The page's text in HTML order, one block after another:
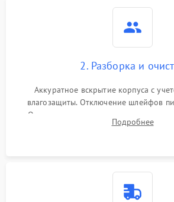
2. Разборка и
Аккуратное вскрытие корпуса с
влагозащиты. Отключение шлейфов
Очистка внутренних плат от окислов
обработка германиевого объектива
Подробнее